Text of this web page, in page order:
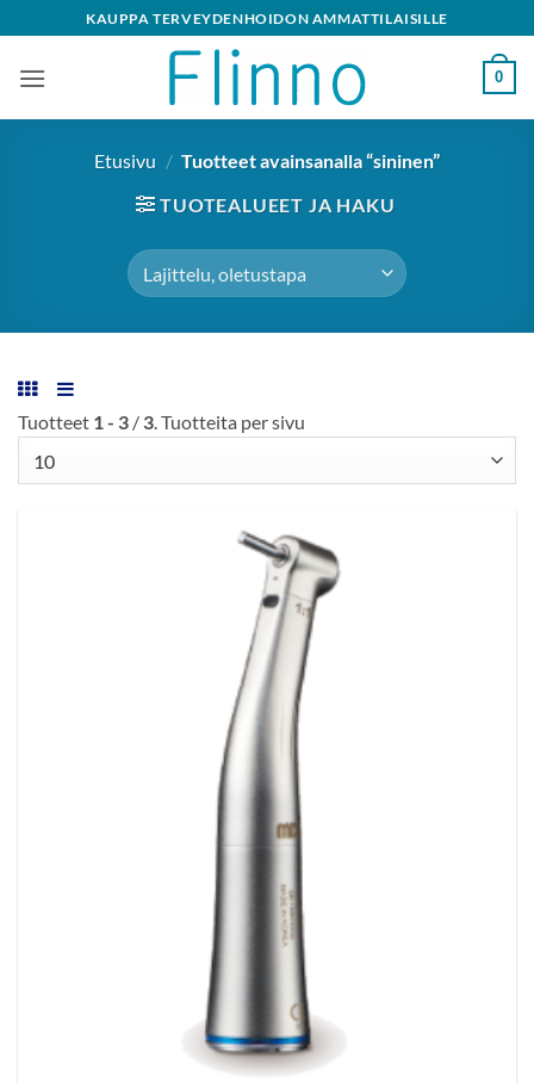
to
content
KAUPPA TERVEYDENHOIDON AMMATTILAISILLE
0
Etusivu / Tuotteet avainsanalla “sininen”
TUOTEALUEET JA HAKU
Tuotteet 1 - 3 / 3. Tuotteita per sivu